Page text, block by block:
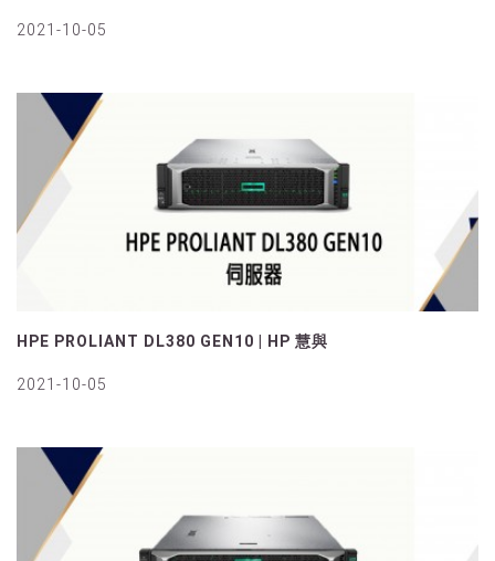
2021-10-05
HPE PROLIANT DL380 GEN10 | HP 慧與
2021-10-05